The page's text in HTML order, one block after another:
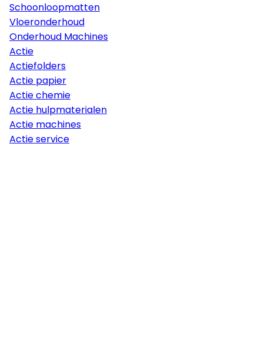
Schoonloopmatten
Vloeronderhoud
Onderhoud Machines
Actie
Actiefolders
Actie papier
Actie chemie
Actie hulpmaterialen
Actie machines
Actie service